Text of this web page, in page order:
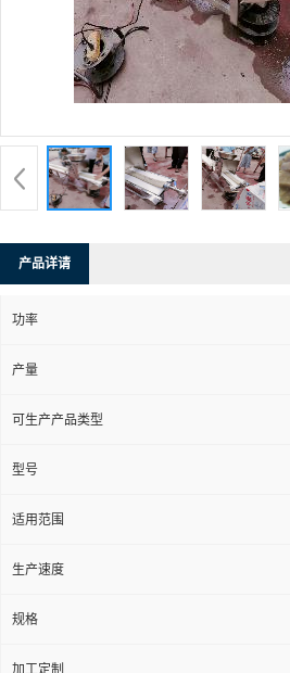
产品详请
功率
产量
可生产产品类型
型号
适用范围
生产速度
规格
加工定制